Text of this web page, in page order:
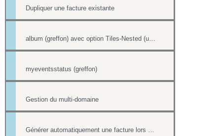
Dupliquer une facture existante
myeventsstatus (greffon)
Gestion du multi-domaine